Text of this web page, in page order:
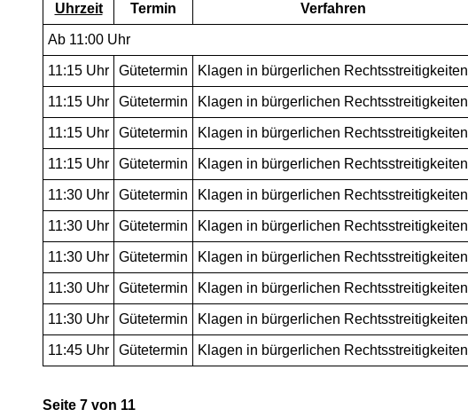
Uhrzeit Termin Verfahren
Ab 11:00 Uhr
11:15 Uhr Gütetermin Klagen in bürgerlichen Rechtsstreitigkeiten
11:15 Uhr Gütetermin Klagen in bürgerlichen Rechtsstreitigkeiten
11:15 Uhr Gütetermin Klagen in bürgerlichen Rechtsstreitigkeiten
11:15 Uhr Gütetermin Klagen in bürgerlichen Rechtsstreitigkeiten
11:30 Uhr Gütetermin Klagen in bürgerlichen Rechtsstreitigkeiten
11:30 Uhr Gütetermin Klagen in bürgerlichen Rechtsstreitigkeiten
11:30 Uhr Gütetermin Klagen in bürgerlichen Rechtsstreitigkeiten
11:30 Uhr Gütetermin Klagen in bürgerlichen Rechtsstreitigkeiten
11:30 Uhr Gütetermin Klagen in bürgerlichen Rechtsstreitigkeiten
11:45 Uhr Gütetermin Klagen in bürgerlichen Rechtsstreitigkeiten
Seite 7 von 11